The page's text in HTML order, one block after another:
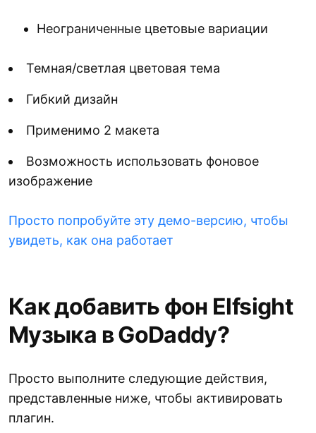
Неограниченные цветовые вариации
Темная/светлая цветовая тема
Гибкий дизайн
Применимо 2 макета
Возможность использовать фоновое
изображение
Просто попробуйте эту демо-версию, чтобы
увидеть, как она работает
Как добавить фон Elfsight
Музыка в GoDaddy?
Просто выполните следующие действия,
представленные ниже, чтобы активировать
плагин.